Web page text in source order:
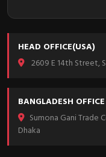
HEAD OFFICE(USA)
2609 E 14th Street,
BANGLADESH OFFICE
Sumona Gani Trade
Dhaka